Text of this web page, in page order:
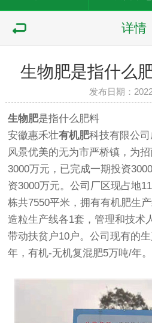
详情
生物肥是指什么
发布日期：
生物肥是指什么肥料
安徽惠禾壮有机肥科技有限公
风景优美的无为市严桥镇，为
3000万元，已完成一期投资
资3000万元。公司厂区现占地
栋共7550平米，拥有有机肥生
造粒生产线各1套，管理和技术
带动扶贫户10户。公司现有的
年，有机-无机复混肥5万吨/年。